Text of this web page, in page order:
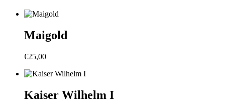
Maigold
€25,00
Kaiser Wilhelm I